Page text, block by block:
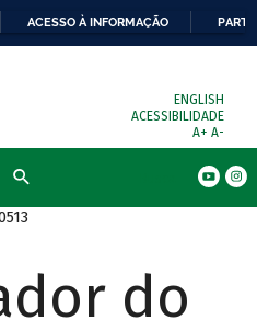
ACESSO À INFORMAÇÃO
ENGLISH
ACESSIBILIDADE
A+ A-
do